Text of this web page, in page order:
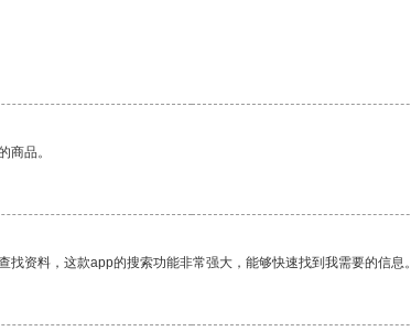
商品。
资料，这款app的搜索功能非常强大，能够快速找到我需要的信息。